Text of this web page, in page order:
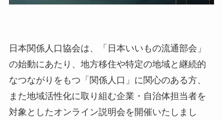
日本関係人口協会は、「日本いいもの流通部会」
の始動にあたり、地方移住や特定の地域と継続的
なつながりをもつ「関係人口」に関心のある方、
また地域活性化に取り組む企業・自治体担当者を
対象としたオンライン説明会を開催いたしまし